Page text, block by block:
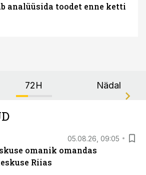
analüüsida toodet enne ketti
72H Nädal
05.08.26, 09:05
omanik omandas
Riias